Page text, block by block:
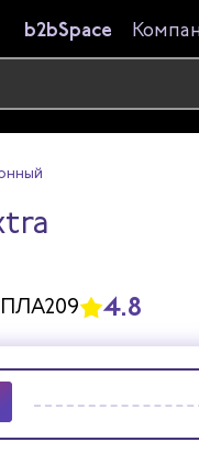
b2bSpace
ПЛА209 4.8